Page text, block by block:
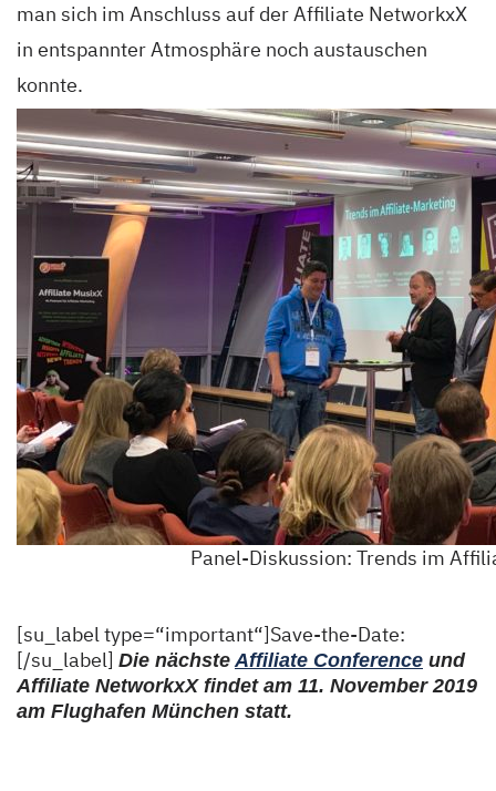
man sich im Anschluss auf der Affiliate NetworkxX
in entspannter Atmosphäre noch austauschen
konnte.
Panel-Diskussion: Trends im
[su_label type=“important“]Save-the-Date:
[/su_label] Die nächsteAffiliate Conference und
Affiliate NetworkxX findet am 11. November 2019
am Flughafen München statt.